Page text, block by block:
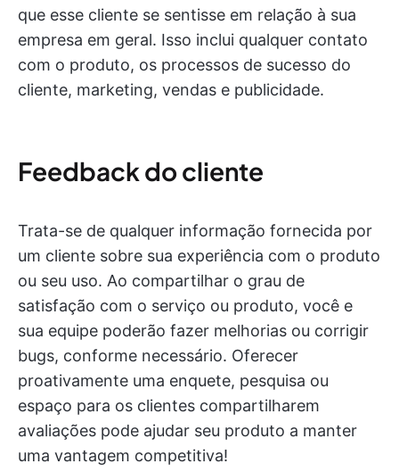
que esse cliente se sentisse em relação à sua
empresa em geral. Isso inclui qualquer contato
com o produto, os processos de sucesso do
cliente, marketing, vendas e publicidade.
Feedback do cliente
Trata-se de qualquer informação fornecida por
um cliente sobre sua experiência com o produto
ou seu uso. Ao compartilhar o grau de
satisfação com o serviço ou produto, você e
sua equipe poderão fazer melhorias ou corrigir
bugs, conforme necessário. Oferecer
proativamente uma enquete, pesquisa ou
espaço para os clientes compartilharem
avaliações pode ajudar seu produto a manter
uma vantagem competitiva!